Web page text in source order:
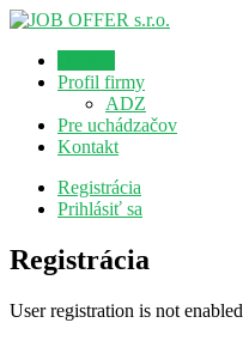
Profil firmy
ADZ
Pre uchádzačov
Kontakt
Registrácia
Prihlásiť sa
Registrácia
User registration is not enabled